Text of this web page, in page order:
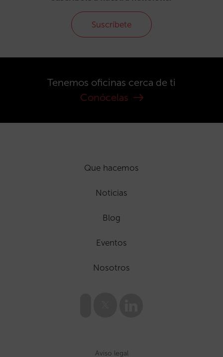
Suscríbete
Tenemos oficinas cerca de ti
Conócelas
Que hacemos
Noticias
Blog
Eventos
Nosotros
Aviso legal